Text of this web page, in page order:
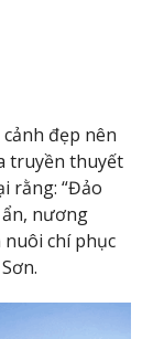
đẹp nên
truyền thuyết
rằng: “Đảo
nương
chí phục